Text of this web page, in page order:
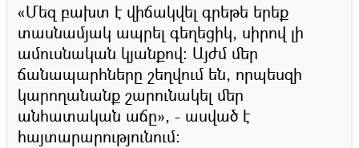
«Մեզ բախտ է վիճակվել գրեթե երեք
տասնամյակ ապրել գեղեցիկ, սիրով լի
ամուսնական կյանքով։ Այժմ մեր
ճանապարհները շեղվում են, որպեսզի
կարողանանք շարունակել մեր
անհատական աճը», - ասված է
հայտարարությունում։